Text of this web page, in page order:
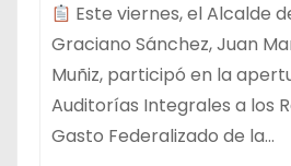
Este viernes, el Alcalde
Graciano Sánchez, Juan
Muñiz, participó en la
Auditorías Integrales a los
Gasto Federalizado de la…